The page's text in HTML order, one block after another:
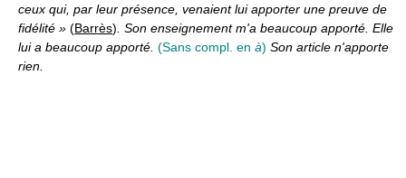
ceux qui, par leur présence, venaient lui apporter une preuve de
fidélité » (Barrès). Son enseignement m'a beaucoup apporté. Elle
lui a beaucoup apporté. (Sans compl. en à) Son article n'apporte
rien.